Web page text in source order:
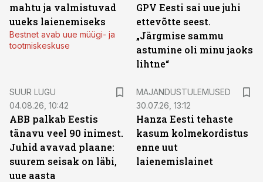
mahtu ja valmistuvad
uueks laienemiseks
Bestnet avab uue müügi- ja
tootmiskeskuse
GPV Eesti sai uue juhi
ettevõtte seest.
„Järgmise sammu
astumine oli minu jaoks
lihtne“
SUUR LUGU
04.08.26, 10:42
ABB palkab Eestis
tänavu veel 90 inimest.
Juhid avavad plaane:
suurem seisak on läbi,
uue aasta
MAJANDUSTULEMUSED
30.07.26, 13:12
Hanza Eesti tehaste
kasum kolmekordistus
enne uut
laienemislainet